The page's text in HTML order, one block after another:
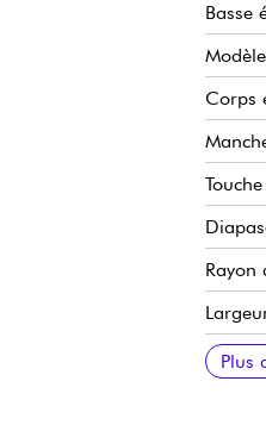
Basse
Corps
Rayon
Micros
Sire
Aigus
Basse
Mini
Sillet
Plus